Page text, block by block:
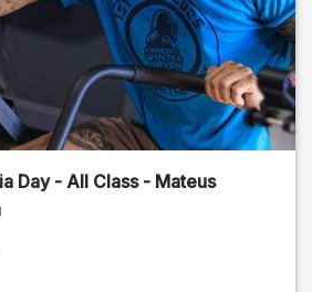
Day - All Class - Mateus